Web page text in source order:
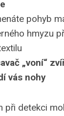
pohyb
hmyzu
„voní“
vás nohy
při detekci